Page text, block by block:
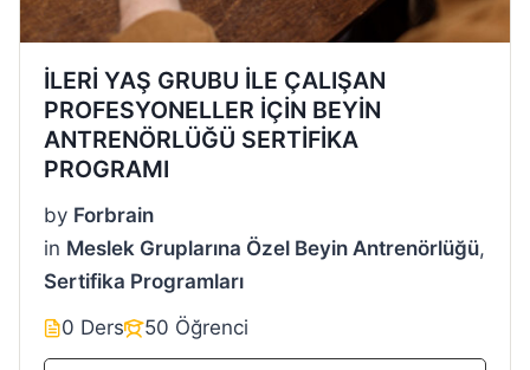
İLERİ YAŞ GRUBU İLE ÇALIŞAN
PROFESYONELLER İÇİN BEYİN
ANTRENÖRLÜĞÜ SERTİFİKA
PROGRAMI
by Forbrain
in Meslek Gruplarına Özel Beyin Antrenörlüğü,
Sertifika Programları
0 Ders
50 Öğrenci